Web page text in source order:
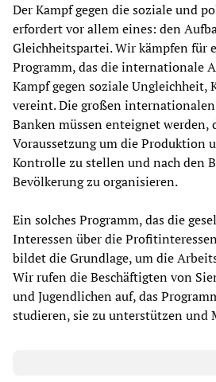
Der Kampf gegen die soziale und
erfordert vor allem eines: den
Gleichheitspartei. Wir kämpfen für
Programm, das die internationale
Kampf gegen soziale Ungleichheit,
vereint. Die großen
Banken müssen enteignet werden,
Voraussetzung um die Produktion
Kontrolle zu stellen und nach den
Bevölkerung zu organisieren.
Ein solches Programm, das die
Interessen über die
bildet die Grundlage, um die
Wir rufen die Beschäftigten von
und Jugendlichen auf, das
studieren, sie zu unterstützen und